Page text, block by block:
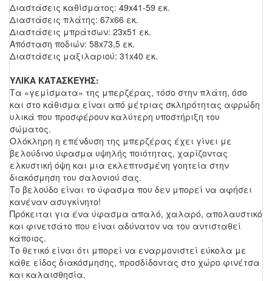
Διαστάσεις καθίσματος: 49x41-59 εκ.
Διαστάσεις πλάτης: 67x66 εκ.
Διαστάσεις μπράτσων: 23x51 εκ.
Απόσταση ποδιών: 58x73,5 εκ.
Διαστάσεις μαξιλαριού: 31x40 εκ.
ΥΛΙΚΑ ΚΑΤΑΣΚΕΥΗΣ:
Τα «γεμίσματα» της μπερζέρας, τόσο στην πλάτη, όσο
και στο κάθισμα είναι από μέτριας σκληρότητας αφρώδη
υλικά που προσφέρουν καλύτερη υποστήριξη του
σώματος.
Ολόκληρη η επένδυση της μπερζέρας έχει γίνει με
βελούδινο ύφασμα υψηλής ποιότητας, χαρίζοντας
ελκυστική όψη και μια εκλεπτυσμένη γοητεία στην
διακόσμηση του σαλονιού σας.
Το βελούδο είναι το ύφασμα που δεν μπορεί να αφήσει
κανέναν ασυγκίνητο!
Πρόκειται για ένα ύφασμα απαλό, χαλαρό, απολαυστικό
και φινετσάτο που είναι αδύνατον να του αντισταθεί
κάποιος.
Το θετικό είναι ότι μπορεί να εναρμονιστεί εύκολα με
κάθε είδος διακόσμησης, προσδίδοντας στο χώρο φινέτσα
και καλαισθησία.